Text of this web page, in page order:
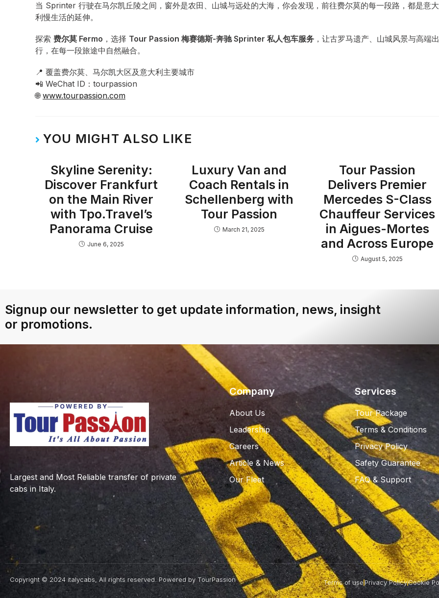
当 Sprinter 行驶在马尔凯丘陵之间，窗外是农田、山城与远处的大海，你会发现，前往费尔莫的每一段路，都是意大
利慢生活的延伸。
探索 费尔莫 Fermo ，选择 Tour Passion 梅赛德斯-奔驰 Sprinter 私人包车服务 ，让古罗马遗产、山城风景与高端出
行，在每一段旅途中自然融合。
📍 覆盖费尔莫、马尔凯大区及意大利主要城市
📲 WeChat ID：tourpassion
🌐 www.tourpassion.com
YOU MIGHT ALSO LIKE
Skyline Serenity:
Discover Frankfurt
on the Main River
with Tpo.Travel’s
Panorama Cruise
June 6, 2025
Luxury Van and
Coach Rentals in
Schellenberg with
Tour Passion
March 21, 2025
Tour Passion
Delivers Premier
Mercedes S-Class
Chauffeur Services
in Aigues-Mortes
and Across Europe
August 5, 2025
Signup our newsletter to get update information, news, insight
or promotions.
Largest and Most Reliable transfer of private
cabs in Italy.
Company
About Us
Leadership
Careers
Article & News
Our Fleet
Services
Tour Package
Terms & Conditions
Privacy Policy
Safety Guarantee
FAQ & Support
Copyright © 2024 italycabs, All rights reserved. Powered by TourPassion Terms of usePrivacy PolicyCookie